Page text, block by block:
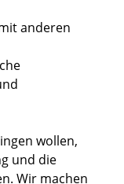
anderen
wollen,
und die
Wir machen